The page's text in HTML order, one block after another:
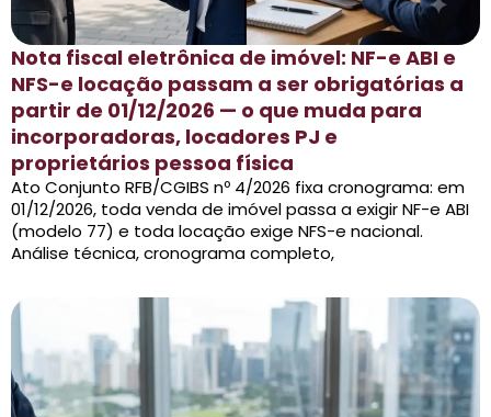
Nota fiscal eletrônica de imóvel: NF-e ABI e
NFS-e locação passam a ser obrigatórias a
partir de 01/12/2026 — o que muda para
incorporadoras, locadores PJ e
proprietários pessoa física
Ato Conjunto RFB/CGIBS nº 4/2026 fixa cronograma: em
01/12/2026, toda venda de imóvel passa a exigir NF-e ABI
(modelo 77) e toda locação exige NFS-e nacional.
Análise técnica, cronograma completo,